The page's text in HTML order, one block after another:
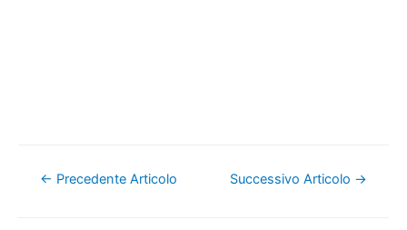
Navigazione
← Precedente Articolo Successivo Articolo →